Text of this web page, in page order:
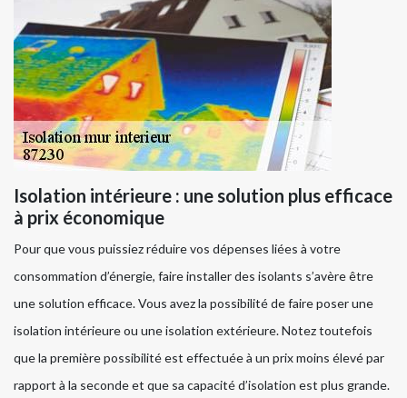
Isolation intérieure : une solution plus efficace
à prix économique
Pour que vous puissiez réduire vos dépenses liées à votre
consommation d’énergie, faire installer des isolants s’avère être
une solution efficace. Vous avez la possibilité de faire poser une
isolation intérieure ou une isolation extérieure. Notez toutefois
que la première possibilité est effectuée à un prix moins élevé par
rapport à la seconde et que sa capacité d’isolation est plus grande.